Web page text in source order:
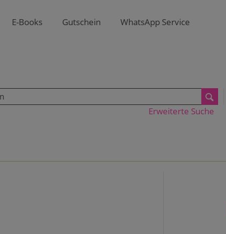
E-Books Gutschein WhatsApp Service
Erweiterte Suche